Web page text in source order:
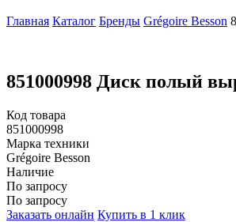
Главная Каталог Бренды Grégoire Besson
851000998 Диск полый
Код товара
851000998
Марка техники
Grégoire Besson
Наличие
По запросу
По запросу
Заказать онлайн Купить в 1 клик